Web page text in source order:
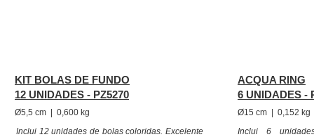
KIT BOLAS DE FUNDO
12 UNIDADES - PZ5270
Ø5,5 cm | 0,600 kg
Inclui 12 unidades de bolas coloridas. Excelente
ACQUA RING
6 UNIDADES -
Ø15 cm | 0,152 kg
Inclui 6